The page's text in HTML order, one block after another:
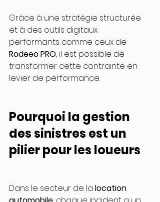
Grâce à une stratégie structurée
et à des outils digitaux
performants comme ceux de
Rodeeo PRO, il est possible de
transformer cette contrainte en
levier de performance.
Pourquoi la gestion
des sinistres est un
pilier pour les loueurs
Dans le secteur de la location